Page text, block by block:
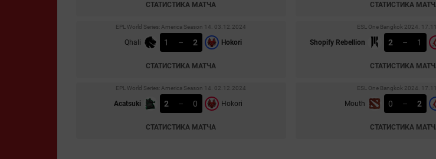
СТАТИСТИКА МАТЧА
EPL World Series: America Season 14. 03.12.2024
Qhali 1 – 2 Hokori
СТАТИСТИКА МАТЧА
EPL World Series: America Season 14. 02.12.2024
Acatsuki 2 – 0 Hokori
СТАТИСТИКА МАТЧА
СТАТИСТИКА
ESL One Bangkok 2024.
Shopify Rebellion 2 – 1
СТАТИСТИКА
ESL One Bangkok 2024.
Mouth 0 – 2
СТАТИСТИКА